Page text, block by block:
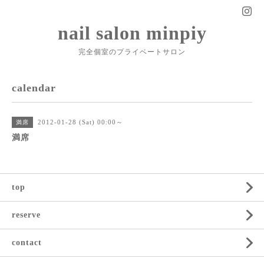
nail salon minpiy
完全個室のプライベートサロン
calendar
満席 2012-01-28 (Sat) 00:00～
満席
top
reserve
contact